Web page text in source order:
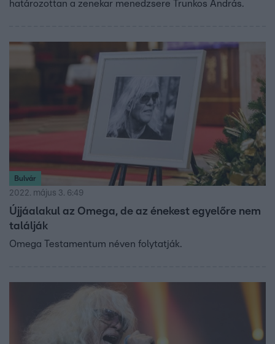
határozottan a zenekar menedzsere Trunkos András.
Bulvár
2022. május 3. 6:49
Újjáalakul az Omega, de az énekest egyelőre nem
találják
Omega Testamentum néven folytatják.